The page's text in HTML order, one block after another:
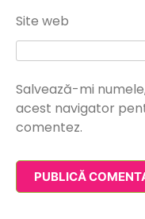
Site web
Salvează-mi
acest navigator
comentez.